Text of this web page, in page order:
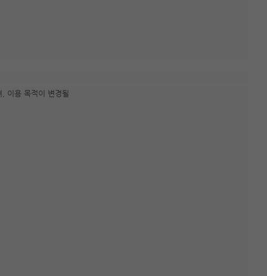
이용 목적이 변경될